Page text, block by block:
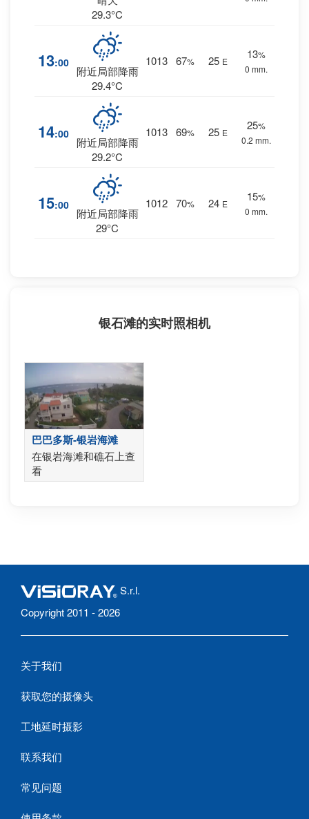
29.3°C
13:00
附近局部降雨
29.4°C
1013 67% 25 E
13%
0 mm.
14:00
附近局部降雨
29.2°C
1013 69% 25 E
25%
0.2 mm.
15:00
附近局部降雨
29°C
1012 70% 24 E
15%
0 mm.
银石滩的实时照相机
巴巴多斯-银岩海滩
在银岩海滩和礁石上查
看
S.r.l.
Copyright 2011 - 2026
关于我们
获取您的摄像头
工地延时摄影
联系我们
常见问题